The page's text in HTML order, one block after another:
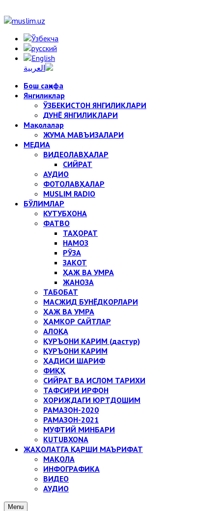
Бош саҳифа
Янгиликлар
ЎЗБЕКИСТОН ЯНГИЛИКЛАРИ
ДУНЁ ЯНГИЛИКЛАРИ
Мақолалар
ЖУМА МАВЪИЗАЛАРИ
МЕДИА
ВИДЕОЛАВҲАЛАР
СИЙРАТ
АУДИО
ФОТОЛАВҲАЛАР
MUSLIM RADIO
БЎЛИМЛАР
КУТУБХОНА
ФАТВО
ТАҲОРАТ
НАМОЗ
РЎЗА
ЗАКОТ
ҲАЖ ВА УМРА
ЖАНОЗА
ТАБОБАТ
МАСЖИД БУНЁДКОРЛАРИ
ҲАЖ ВА УМРА
ҲАМКОР САЙТЛАР
АЛОҚА
ҚУРЪОНИ КАРИМ (дастур)
ҚУРЪОНИ КАРИМ
ҲАДИСИ ШАРИФ
ФИҚҲ
СИЙРАТ ВА ИСЛОМ ТАРИХИ
ТАФСИРИ ИРФОН
ХОРИЖДАГИ ЮРТДОШИМ
РАМАЗОН-2020
РАМАЗОН-2021
МУФТИЙ МИНБАРИ
KUTUBXONA
ЖАҲОЛАТГА ҚАРШИ МАЪРИФАТ
МАҚОЛА
ИНФОГРАФИКА
ВИДЕО
АУДИО
Menu